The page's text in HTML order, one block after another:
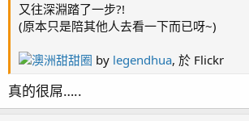
又往深淵踏了一步?!
(原本只是陪其他人去看一下而已呀~)
澳洲甜甜圈 by legendhua, 於 Flickr
真的很屌…..